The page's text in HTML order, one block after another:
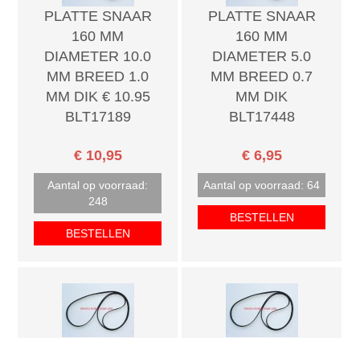
PLATTE SNAAR
160 MM
DIAMETER 10.0
MM BREED 1.0
MM DIK € 10.95
BLT17189
€ 10,95
Aantal op voorraad:
248
BESTELLEN
PLATTE SNAAR
160 MM
DIAMETER 5.0
MM BREED 0.7
MM DIK
BLT17448
€ 6,95
Aantal op voorraad: 64
BESTELLEN